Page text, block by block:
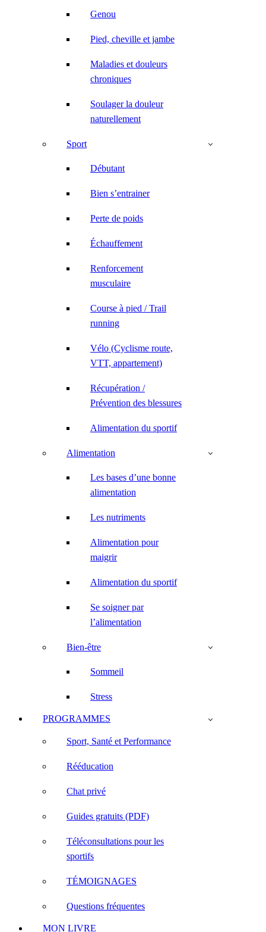
Genou
Pied, cheville et jambe
Maladies et douleurs
chroniques
Soulager la douleur
naturellement
Sport
Débutant
Bien s’entrainer
Perte de poids
Échauffement
Renforcement
musculaire
Course à pied / Trail
running
Vélo (Cyclisme route,
VTT, appartement)
Récupération /
Prévention des blessures
Alimentation du sportif
Alimentation
Les bases d’une bonne
alimentation
Les nutriments
Alimentation pour
maigrir
Alimentation du sportif
Se soigner par
l’alimentation
Bien-être
Sommeil
Stress
PROGRAMMES
Sport, Santé et Performance
Rééducation
Chat privé
Guides gratuits (PDF)
Téléconsultations pour les
sportifs
TÉMOIGNAGES
Questions fréquentes
MON LIVRE